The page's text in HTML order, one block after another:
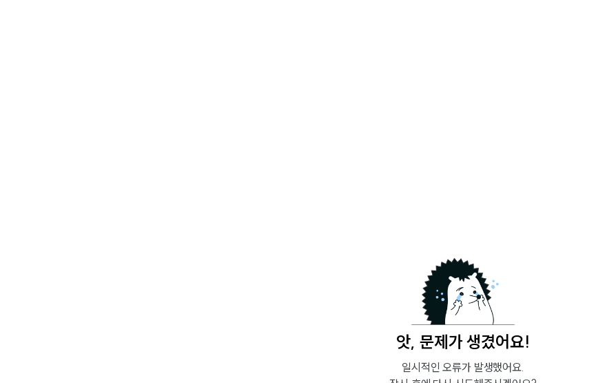
앗, 문제가 생겼어요!
일시적인 오류가 발생했어요.